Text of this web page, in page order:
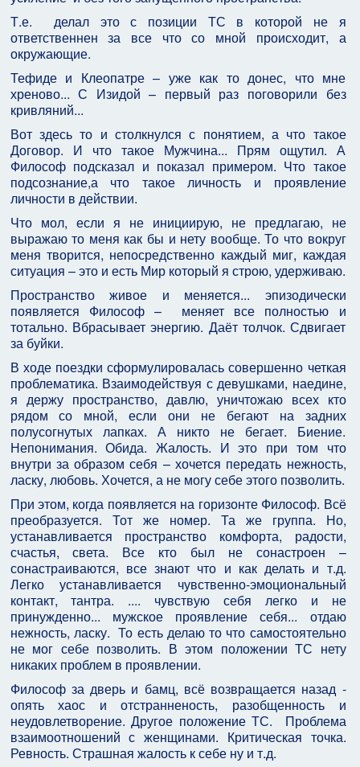
Т.е. делал это с позиции ТС в которой не я
ответственнен за все что со мной происходит, а
окружающие.
Тефиде и Клеопатре – уже как то донес, что мне
хреново... С Изидой – первый раз поговорили без
кривляний...
Вот здесь то и столкнулся с понятием, а что такое
Договор. И что такое Мужчина... Прям ощутил. А
Философ подсказал и показал примером. Что такое
подсознание,а что такое личность и проявление
личности в действии.
Что мол, если я не инициирую, не предлагаю, не
выражаю то меня как бы и нету вообще. То что вокруг
меня творится, непосредственно каждый миг, каждая
ситуация – это и есть Мир который я строю, удерживаю.
Пространство живое и меняется... эпизодически
появляется Философ – меняет все полностью и
тотально. Вбрасывает энергию. Даёт толчок. Сдвигает
за буйки.
В ходе поездки сформулировалась совершенно четкая
проблематика. Взаимодействуя с девушками, наедине,
я держу пространство, давлю, уничтожаю всех кто
рядом со мной, если они не бегают на задних
полусогнутых лапках. А никто не бегает. Биение.
Непонимания. Обида. Жалость. И это при том что
внутри за образом себя – хочется передать нежность,
ласку, любовь. Хочется, а не могу себе этого позволить.
При этом, когда появляется на горизонте Философ. Всё
преобразуется. Тот же номер. Та же группа. Но,
устанавливается пространство комфорта, радости,
счастья, света. Все кто был не сонастроен –
сонастраиваются, все знают что и как делать и т.д.
Легко устанавливается чувственно-эмоциональный
контакт, тантра. .... чувствую себя легко и не
принужденно... мужское проявление себя... отдаю
нежность, ласку. То есть делаю то что самостоятельно
не мог себе позволить. В этом положении ТС нету
никаких проблем в проявлении.
Философ за дверь и бамц, всё возвращается назад -
опять хаос и отстранненость, разобщенность и
неудовлетворение. Другое положение ТС. Проблема
взаимоотношений с женщинами. Критическая точка.
Ревность. Страшная жалость к себе ну и т.д.